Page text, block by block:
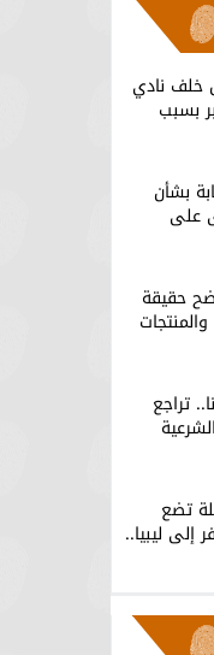
خلف نادي
بسبب
بشأن
على
حقيقة
تراجع
تضع
إلى ليبيا..